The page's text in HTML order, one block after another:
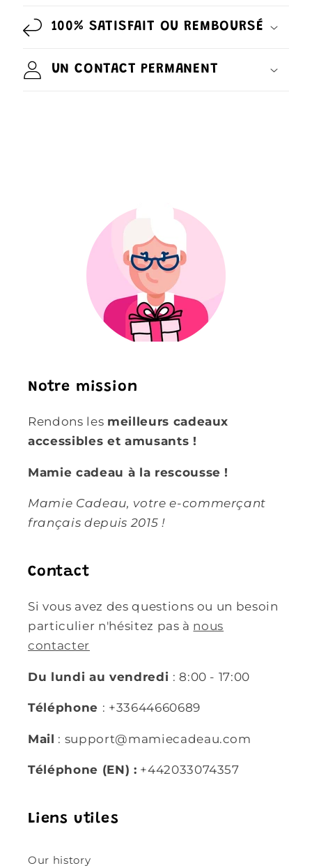
100% SATISFAIT OU REMBOURSÉ
UN CONTACT PERMANENT
Notre mission
Rendons les meilleurs cadeaux
accessibles et amusants !
Mamie cadeau à la rescousse !
Mamie Cadeau, votre e-commerçant
français depuis 2015 !
Contact
Si vous avez des questions ou un besoin
particulier n'hésitez pas à nous
contacter
Du lundi au vendredi : 8:00 - 17:00
Téléphone : +33644660689
Mail : support@mamiecadeau.com
Téléphone (EN) : +442033074357
Liens utiles
Our history